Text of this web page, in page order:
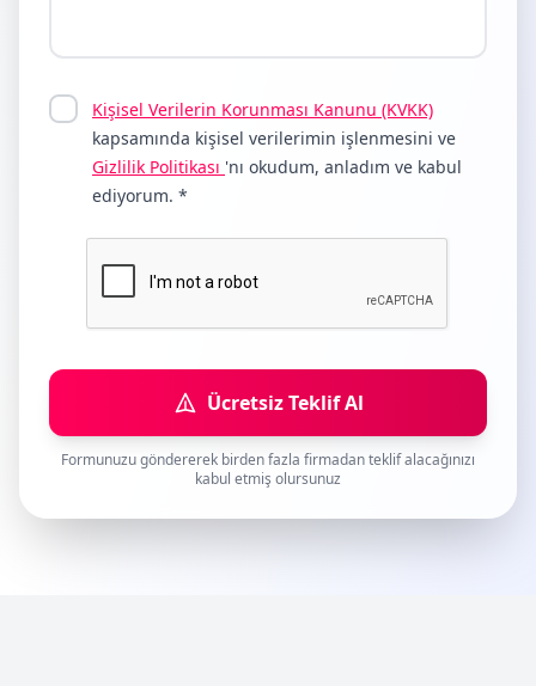
Kişisel Verilerin Korunması Kanunu (KVKK)
kapsamında kişisel verilerimin işlenmesini ve
Gizlilik Politikası 'nı okudum, anladım ve kabul
ediyorum. *
Ücretsiz Teklif Al
Formunuzu göndererek birden fazla firmadan teklif alacağınızı
kabul etmiş olursunuz